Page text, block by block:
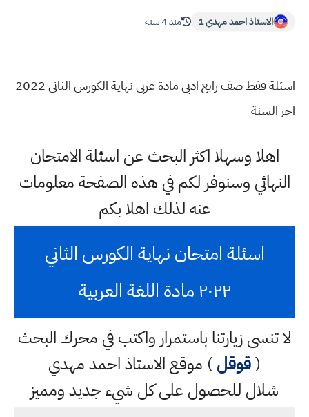
الاستاذ احمد مهدي 1 منذ 4 سنة
اسئلة فقط صف رابع ادبي مادة عربي نهاية الكورس الثاني 2022
اخر السنة
اهلا وسهلا اكثر البحث عن اسئلة الامتحان
النهائي وسنوفر لكم في هذه الصفحة معلومات
عنه لذلك اهلا بكم
اسئلة امتحان نهاية الكورس الثاني
٢٠٢٢ مادة اللغة العربية
لا تنسى زيارتنا باستمرار واكتب في محرك البحث
(قوقل) موقع الاستاذ احمد مهدي
شلال للحصول على كل شيء جديد ومميز